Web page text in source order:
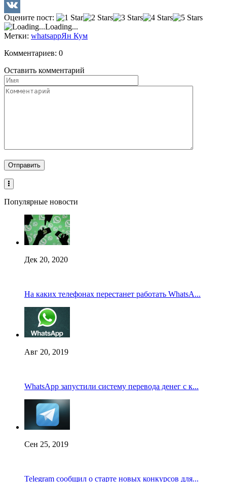
Twitter
VK
Оцените пост:
Loading...
Метки: whatsappЯн Кум
Комментариев: 0
Оставить комментарий
Популярные новости
Дек 20, 2020
На каких телефонах перестанет работать WhatsA...
Авг 20, 2019
WhatsApp запустили систему перевода денег с к...
Сен 25, 2019
Telegram сообщил о старте новых конкурсов для...